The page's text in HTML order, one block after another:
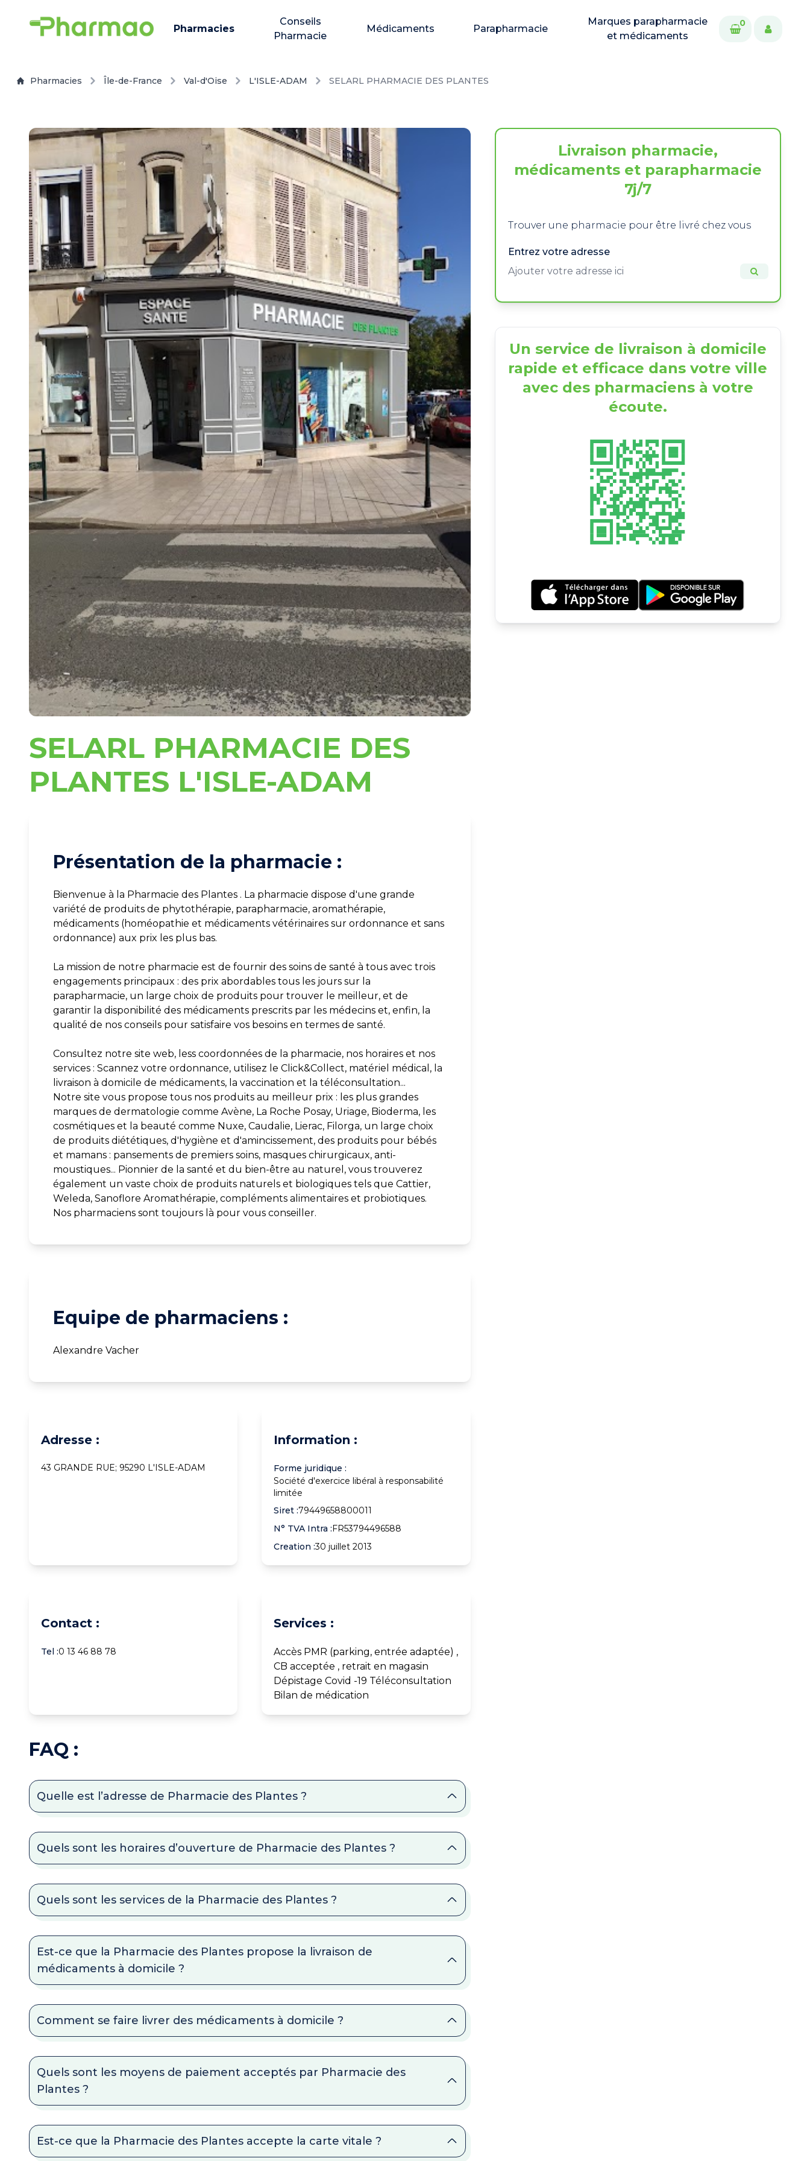
Pharmacies
Conseils
Pharmacie
Médicaments Parapharmacie
Marques parapharmacie
et médicaments
0
Pharmacies Île-de-France Val-d'Oise L'ISLE-ADAM SELARL PHARMACIE DES PLANTES
SELARL PHARMACIE DES
PLANTES L'ISLE-ADAM
Présentation de la pharmacie :
Bienvenue à la Pharmacie des Plantes . La pharmacie dispose d'une grande
variété de produits de phytothérapie, parapharmacie, aromathérapie,
médicaments (homéopathie et médicaments vétérinaires sur ordonnance et sans
ordonnance) aux prix les plus bas.
La mission de notre pharmacie est de fournir des soins de santé à tous avec trois
engagements principaux : des prix abordables tous les jours sur la
parapharmacie, un large choix de produits pour trouver le meilleur, et de
garantir la disponibilité des médicaments prescrits par les médecins et, enfin, la
qualité de nos conseils pour satisfaire vos besoins en termes de santé.
Consultez notre site web, less coordonnées de la pharmacie, nos horaires et nos
services : Scannez votre ordonnance, utilisez le Click&Collect, matériel médical, la
livraison à domicile de médicaments, la vaccination et la téléconsultation...
Notre site vous propose tous nos produits au meilleur prix : les plus grandes
marques de dermatologie comme Avène, La Roche Posay, Uriage, Bioderma, les
cosmétiques et la beauté comme Nuxe, Caudalie, Lierac, Filorga, un large choix
de produits diététiques, d'hygiène et d'amincissement, des produits pour bébés
et mamans : pansements de premiers soins, masques chirurgicaux, anti-
moustiques... Pionnier de la santé et du bien-être au naturel, vous trouverez
également un vaste choix de produits naturels et biologiques tels que Cattier,
Weleda, Sanoflore Aromathérapie, compléments alimentaires et probiotiques.
Nos pharmaciens sont toujours là pour vous conseiller.
Equipe de pharmaciens :
Alexandre Vacher
Adresse :
43 GRANDE RUE; 95290 L'ISLE-ADAM
Information :
Forme juridique :
Société d'exercice libéral à responsabilité
limitée
Siret :79449658800011
N° TVA Intra : FR53794496588
Creation :30 juillet 2013
Contact :
Tel :0 13 46 88 78
Services :
Accès PMR (parking, entrée adaptée) ,
CB acceptée , retrait en magasin
Dépistage Covid -19 Téléconsultation
Bilan de médication
FAQ :
Quelle est l’adresse de Pharmacie des Plantes ?
Quels sont les horaires d’ouverture de Pharmacie des Plantes ?
Quels sont les services de la Pharmacie des Plantes ?
Est-ce que la Pharmacie des Plantes propose la livraison de
médicaments à domicile ?
Comment se faire livrer des médicaments à domicile ?
Quels sont les moyens de paiement acceptés par Pharmacie des
Plantes ?
Est-ce que la Pharmacie des Plantes accepte la carte vitale ?
Livraison pharmacie,
médicaments et parapharmacie
7j/7
Trouver une pharmacie pour être livré chez vous
Entrez votre adresse
Un service de livraison à domicile
rapide et efficace dans votre ville
avec des pharmaciens à votre
écoute.